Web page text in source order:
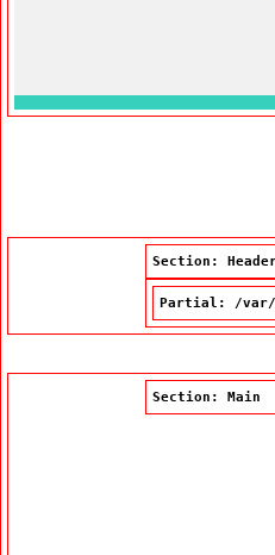
Section:
Partial: /var/
Section: Main